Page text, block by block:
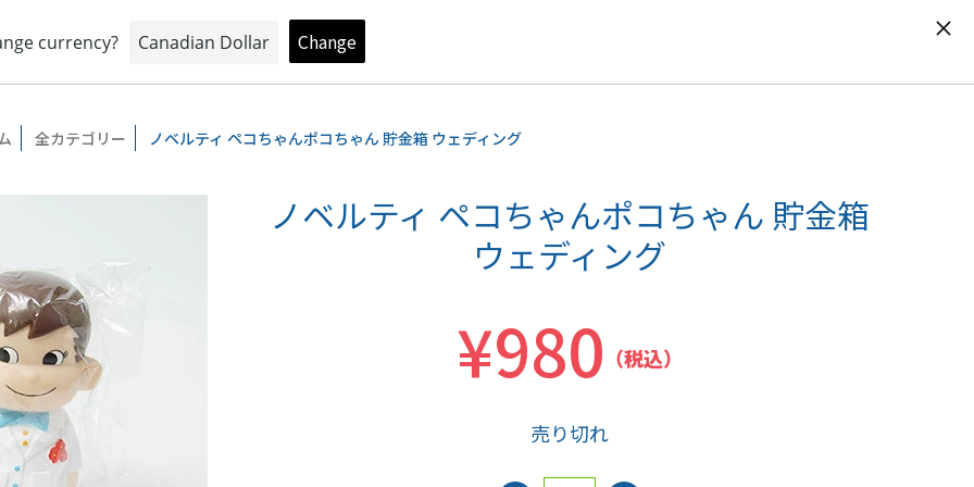
トイプラネットオンラインショップ
全カテゴリー ノベルティ ペコちゃんポコちゃん 貯金箱 ウェディング
ノベルティ ペコちゃんポコちゃん 貯金箱
ウェディング
¥980 （税込）
売り切れ